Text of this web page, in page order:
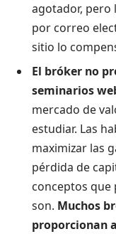
agotador, pero
por correo
sitio lo
El bróker no
seminarios
mercado de
estudiar. Las
maximizar las
pérdida de
conceptos que
son. Muchos
proporcionan